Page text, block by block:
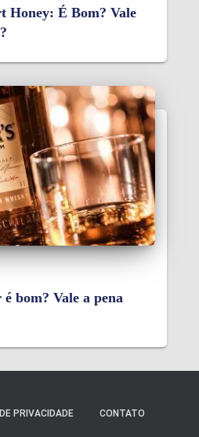
Honey: É Bom? Vale
bom? Vale a pena
PRIVACIDADE CONTATO